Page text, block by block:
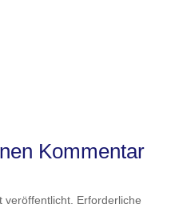
Kommentar
veröffentlicht. Erforderliche